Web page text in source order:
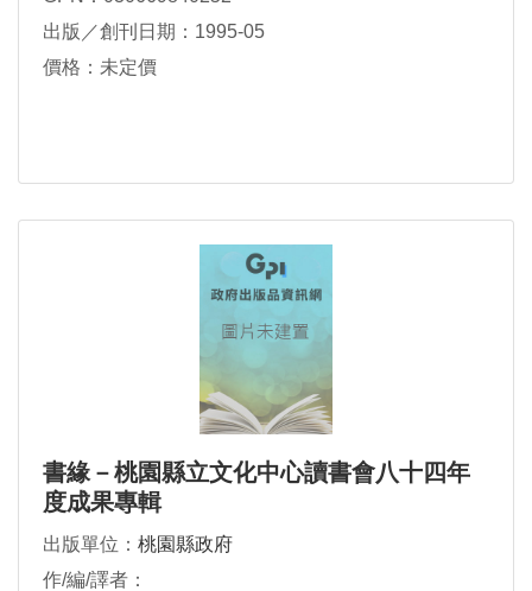
出版／創刊日期：1995-05
價格：未定價
書緣－桃園縣立文化中心讀書會八十四年
度成果專輯
出版單位： 桃園縣政府
作/編/譯者：